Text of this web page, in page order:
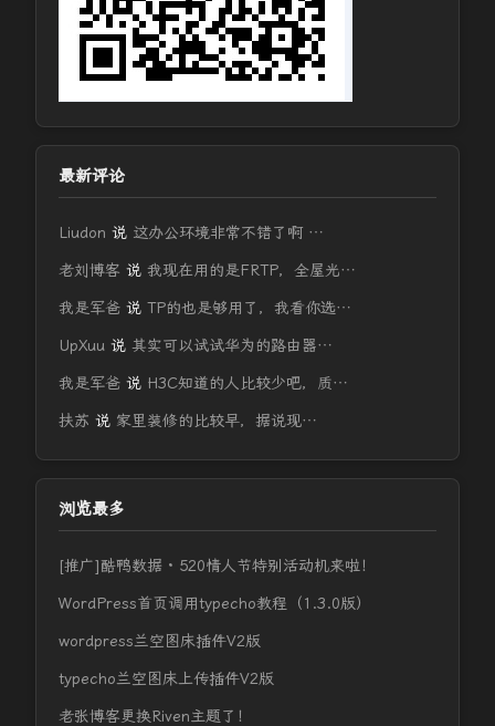
最新评论
Liudon 说 这办公环境非常不错了啊 …
老刘博客 说 我现在用的是FRTP，全屋光…
我是军爸 说 TP的也是够用了，我看你选…
UpXuu 说 其实可以试试华为的路由器…
我是军爸 说 H3C知道的人比较少吧，质…
扶苏 说 家里装修的比较早，据说现…
浏览最多
[推广]酷鸭数据 · 520情人节特别活动机来啦！
WordPress首页调用typecho教程（1.3.0版）
wordpress兰空图床插件V2版
typecho兰空图床上传插件V2版
老张博客更换Riven主题了！